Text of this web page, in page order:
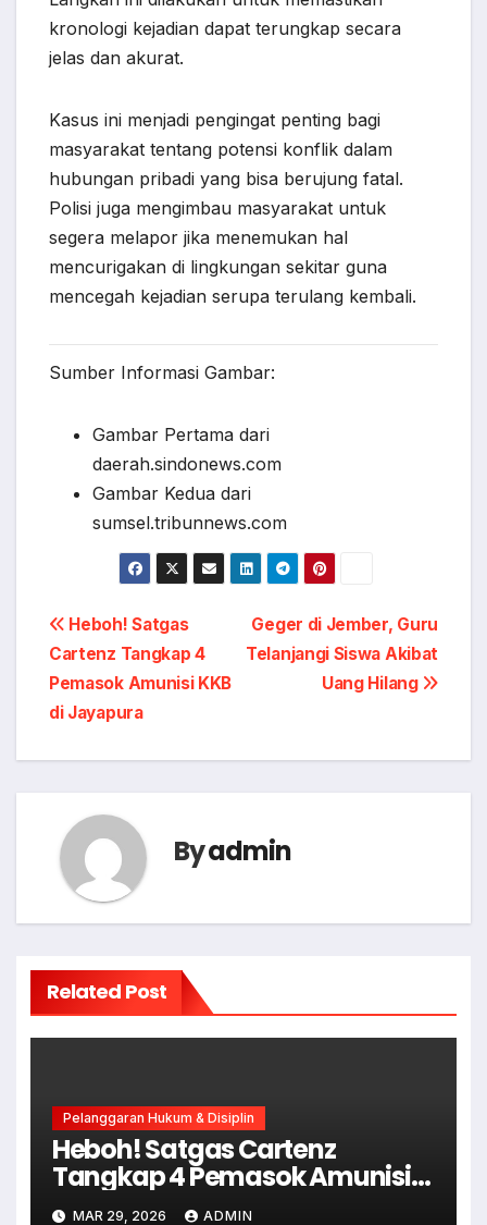
kronologi kejadian dapat terungkap secara
jelas dan akurat.
Kasus ini menjadi pengingat penting bagi
masyarakat tentang potensi konflik dalam
hubungan pribadi yang bisa berujung fatal.
Polisi juga mengimbau masyarakat untuk
segera melapor jika menemukan hal
mencurigakan di lingkungan sekitar guna
mencegah kejadian serupa terulang kembali.
Sumber Informasi Gambar:
Gambar Pertama dari
daerah.sindonews.com
Gambar Kedua dari
sumsel.tribunnews.com
Post
navigation
Geger di Jember, Guru
Telanjangi Siswa Akibat
Uang Hilang
Heboh! Satgas
Cartenz Tangkap 4
Pemasok Amunisi KKB
di Jayapura
Byadmin
Related Post
Pelanggaran Hukum & Disiplin
Heboh! Satgas Cartenz
Tangkap 4 Pemasok Amunisi
KKB di Jayapura
MAR 29, 2026 ADMIN